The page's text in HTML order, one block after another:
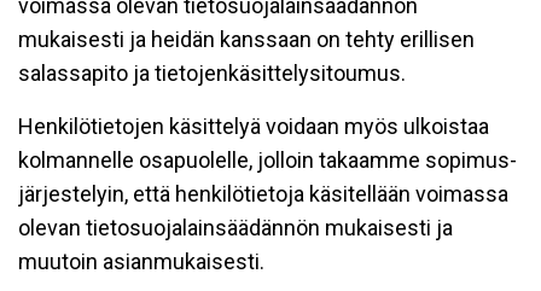
voimassa olevan tietosuojalainsäädännön
mukaisesti ja heidän kanssaan on tehty erillisen
salassapito ja tietojenkäsittelysitoumus.
Henkilötietojen käsittelyä voidaan myös ulkoistaa
kolmannelle osapuolelle, jolloin takaamme sopimus-
järjestelyin, että henkilötietoja käsitellään voimassa
olevan tietosuojalainsäädännön mukaisesti ja
muutoin asianmukaisesti.